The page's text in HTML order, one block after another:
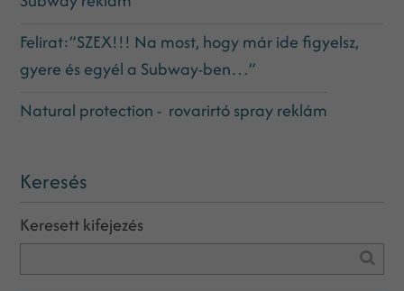
Felirat:”SZEX!!! Na most, hogy már ide figyelsz,
gyere és egyél a Subway-ben…”
Natural protection - rovarirtó spray reklám
Keresés
Keresett kifejezés